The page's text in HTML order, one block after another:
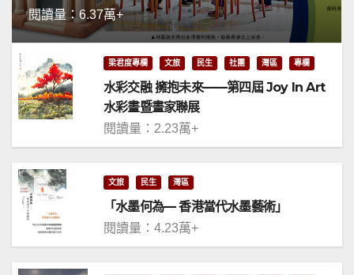
閱讀量：6.37萬+
梁君度專欄 文旅 民生 社團 灣區 專欄
水彩交融 擁抱未來——第四屆 Joy In Art
水彩畫暨畫家聯展
閱讀量：2.23萬+
文旅 民生 灣區
「水墨何為— 香港當代水墨藝術」
閱讀量：4.23萬+